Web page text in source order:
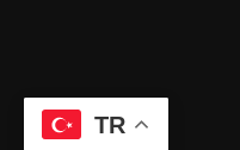
TR